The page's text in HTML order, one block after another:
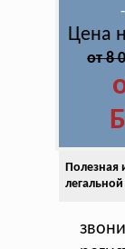
Цена
от 8
Полезная
легальной